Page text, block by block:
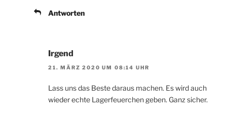
Antworten
Irgend
21. MÄRZ 2020 UM 08:14 UHR
Lass uns das Beste daraus machen. Es wird auch
wieder echte Lagerfeuerchen geben. Ganz sicher.